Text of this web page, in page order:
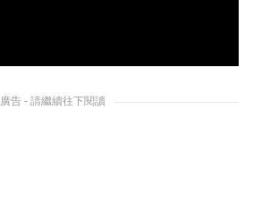
廣告 - 請繼續往下閱讀